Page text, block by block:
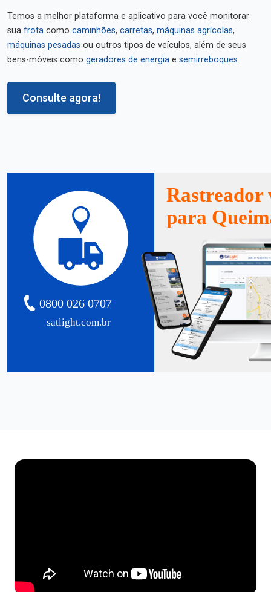
Temos a melhor plataforma e aplicativo para você monitorar
sua frota como caminhões, carretas, máquinas agrícolas,
máquinas pesadas ou outros tipos de veículos, além de seus
bens-móveis como geradores de energia e semirreboques.
Consulte agora!
satlight.com.br
0800 026 0707
Rastreador
para